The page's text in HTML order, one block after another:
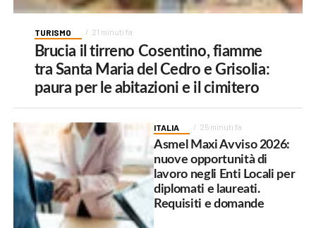
TURISMO 21 minuti fa
Brucia il tirreno Cosentino, fiamme
tra Santa Maria del Cedro e Grisolia:
paura per le abitazioni e il cimitero
ITALIA 25 minuti fa
Asmel Maxi Avviso 2026:
nuove opportunità di
lavoro negli Enti Locali per
diplomati e laureati.
Requisiti e domande